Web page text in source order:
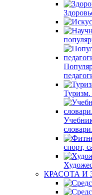
Туризм.
словари.
спорт,
КРАСОТА И